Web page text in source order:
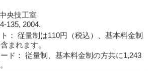
央技工室
135, 2004.
： 従量制は110円（税込）、基本料金制
まれます。
ド： 従量制、基本料金制の方共に1,243